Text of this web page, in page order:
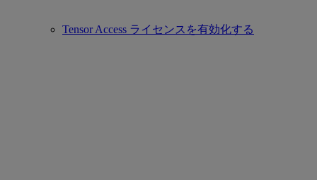
Tensor Access ライセンスを有効化する